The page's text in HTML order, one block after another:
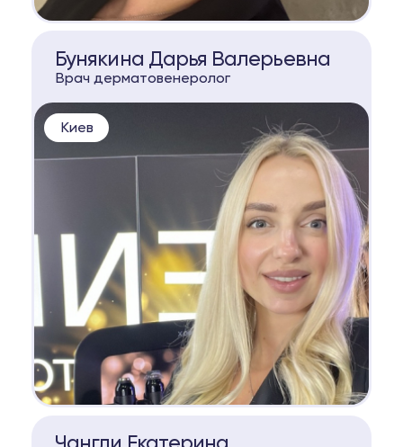
Бунякина Дарья Валерьевна
Врач дерматовенеролог
Киев